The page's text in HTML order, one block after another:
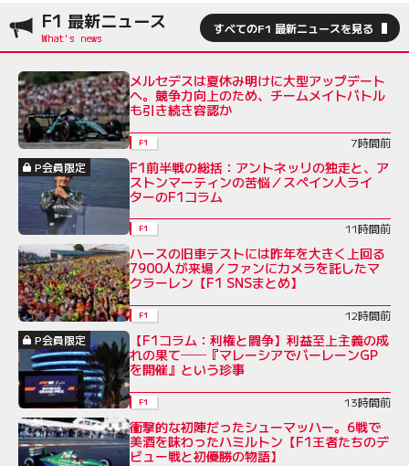
F1 最新ニュース すべてのF1 最新ニュースを見る
メルセデスは夏休み明けに大型アップデート
へ。競争力向上のため、チームメイトバトル
も引き続き容認か
F1
7時間前
P会員限定
F1前半戦の総括：アントネッリの独走と、ア
ストンマーティンの苦悩／スペイン人ライ
ターのF1コラム
F1 11時間前
ハースの旧車テストには昨年を大きく上回る
7900人が来場／ファンにカメラを託したマ
クラーレン【F1 SNSまとめ】
F1
12時間前
P会員限定
【F1コラム：利権と闘争】利益至上主義の成
れの果て──『マレーシアでバーレーンGP
を開催』という珍事
F1 13時間前
衝撃的な初陣だったシューマッハー。6戦で
美酒を味わったハミルトン【F1王者たちのデ
ビュー戦と初優勝の物語】